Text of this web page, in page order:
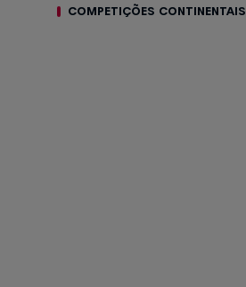
COMPETIÇÕES CONTINENTAIS